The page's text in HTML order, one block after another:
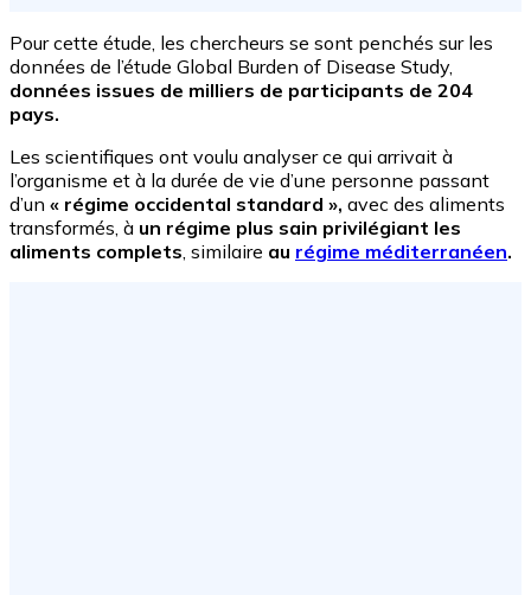
Pour cette étude, les chercheurs se sont penchés sur les
données de l’étude Global Burden of Disease Study,
données issues de milliers de participants de 204
pays.
Les scientifiques ont voulu analyser ce qui arrivait à
l’organisme et à la durée de vie d’une personne passant
d’un « régime occidental standard », avec des aliments
transformés, à un régime plus sain privilégiant les
aliments complets, similaire au régime méditerranéen.